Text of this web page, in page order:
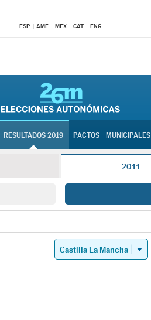
ESP AME MEX CAT ENG
RESULTADOS 2019 PACTOS MUNICIPALES
2011